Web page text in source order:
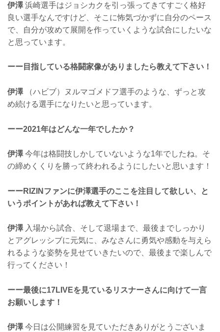
伊澤浜崎選手はジョシカクを引っ張ってきてすごく格好
良い選手なんですけど、そこに怖気づかずに自分のペース
で、自分が攻めて展開を作っていくような試合にしたいな
と思っています。
ーー目指している格闘家像がありましたら教えて下さい！
伊澤（ハビブ）ヌルマゴメドフ選手のような、ずっと攻
め続ける選手になりたいと思っています。
ーー2021年はどんな一年でしたか？
伊澤今年は格闘技しかしていないような1年でしたね。そ
の締めくくりを勝って終われるようにしたいと思います！
ーーRIZINファンに伊澤選手のここを注目して欲しい、と
いうポイントがあれば教えて下さい！
伊澤入場から試合、そして退場まで、最後までしっかり
とアグレッシブに元気に、みなさんに勇気や感動を与えら
れるような姿勢を見せていきたいので、最後まで楽しんで
行ってください！
ーー最後に17LIVEを見ているリスナーさんに向けて一言
お願いします！
伊澤今日は公開練習を見ていただきありがとうございま